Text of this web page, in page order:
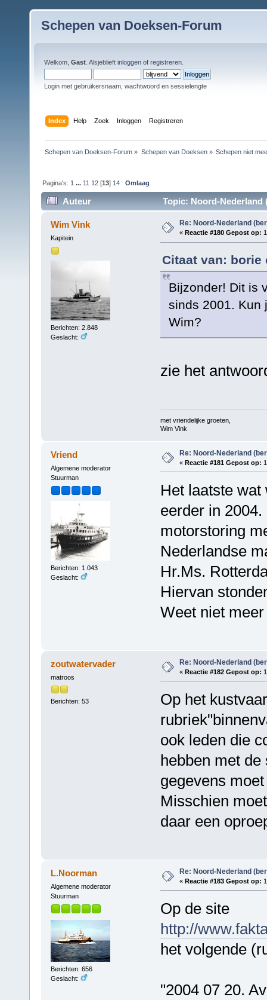
Schepen van Doeksen-Forum
Welkom, Gast . Alsjeblieft inloggen of registreren
Login met gebruikersnaam, wachtwoord en sessielengte
Index Help Zoek Inloggen Registreren
Schepen van Doeksen-Forum » Schepen van Doeksen» Schepen niet
Pagina's: 1 ... 11 12 [13] 14 Omlaag
Auteur Topic: Noord-Nederland
Wim Vink
Kapitein
Berichten: 2.848
Geslacht:
Re: Noord-Nederland
« Reactie #180 Gepost op:
Citaat van: borie
Bijzonder! Dit is
sinds 2001. Kun
Wim?
zie het
met vriendelijke groeten,
Wim Vink
Vriend
Algemene moderator
Stuurman
Berichten: 1.043
Geslacht:
Re: Noord-Nederland
« Reactie #181 Gepost op:
Het laatste
eerder in
motorstoring
Nederlandse
Hr.Ms.
Hiervan
Weet niet
zoutwatervader
matroos
Berichten: 53
Re: Noord-Nederland
« Reactie #182 Gepost op:
Op het
ook leden die
hebben met de
gegevens
Misschien
daar een
L.Noorman
Algemene moderator
Stuurman
Berichten: 656
Geslacht:
Re: Noord-Nederland
« Reactie #183 Gepost op:
Op de site
http://
het volgende
"2004 07 20.